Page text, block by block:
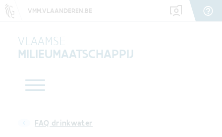
VMM.VLAANDEREN.BE
VLAAMSE
MILIEUMAATSCHAPPIJ
FAQ drinkwater